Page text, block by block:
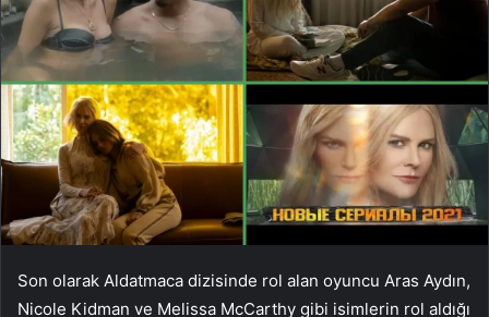
Son olarak Aldatmaca dizisinde rol alan oyuncu Aras Aydın,
Nicole Kidman ve Melissa McCarthy gibi isimlerin rol aldığı